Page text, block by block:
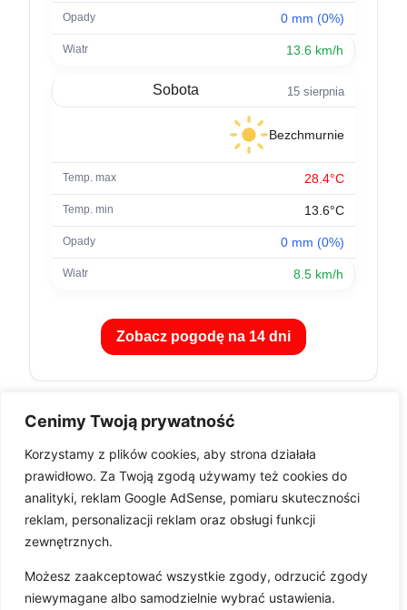
Cenimy Twoją prywatność
Korzystamy z plików cookies, aby strona działała
prawidłowo. Za Twoją zgodą używamy też cookies do
analityki, reklam Google AdSense, pomiaru skuteczności
reklam, personalizacji reklam oraz obsługi funkcji
zewnętrznych.
Możesz zaakceptować wszystkie zgody, odrzucić zgody
niewymagane albo samodzielnie wybrać ustawienia.
0 mm (0%)
13.6 km/h
Sobota 15 sierpnia
Bezchmurnie
28.4°C
13.6°C
0 mm (0%)
8.5 km/h
Zobacz pogodę na 14 dni